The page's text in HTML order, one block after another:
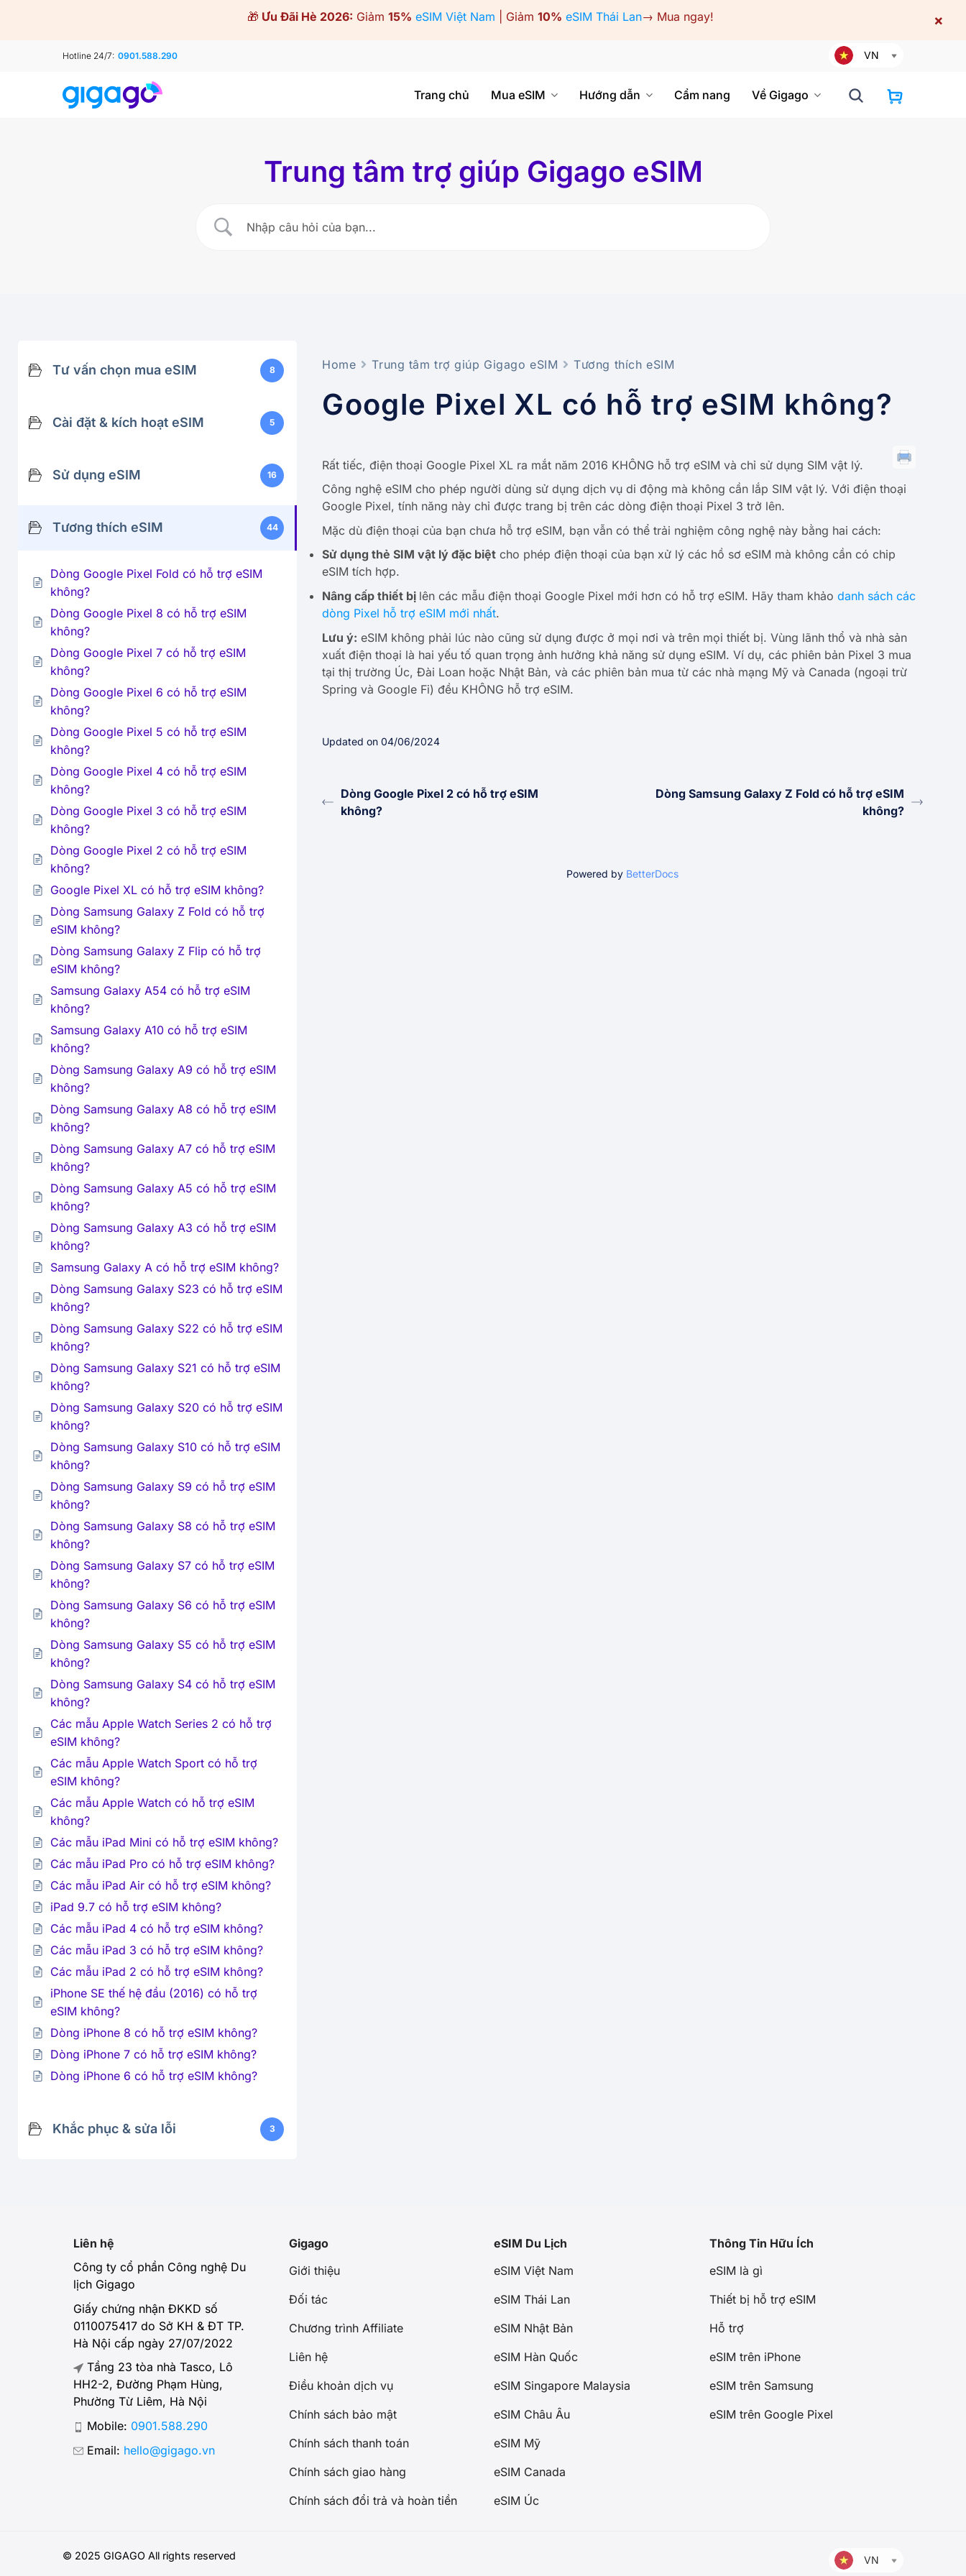
🎁 Ưu Đãi Hè 2026: Giảm 15% eSIM Việt Nam | Giảm 10% eSIM Thái Lan→ Mua ngay! ×
Hotline 24/7: 0901.588.290 VN
Trang chủ Mua eSIM Hướng dẫn Cẩm nang Về Gigago
Trung tâm trợ giúp Gigago eSIM
Tư vấn chọn mua eSIM 8
Cài đặt & kích hoạt eSIM 5
Sử dụng eSIM 16
Tương thích eSIM 44
Dòng Google Pixel Fold có hỗ trợ eSIM
không?
Dòng Google Pixel 8 có hỗ trợ eSIM
không?
Dòng Google Pixel 7 có hỗ trợ eSIM
không?
Dòng Google Pixel 6 có hỗ trợ eSIM
không?
Dòng Google Pixel 5 có hỗ trợ eSIM
không?
Dòng Google Pixel 4 có hỗ trợ eSIM
không?
Dòng Google Pixel 3 có hỗ trợ eSIM
không?
Dòng Google Pixel 2 có hỗ trợ eSIM
không?
Google Pixel XL có hỗ trợ eSIM không?
Dòng Samsung Galaxy Z Fold có hỗ trợ
eSIM không?
Dòng Samsung Galaxy Z Flip có hỗ trợ
eSIM không?
Samsung Galaxy A54 có hỗ trợ eSIM
không?
Samsung Galaxy A10 có hỗ trợ eSIM
không?
Dòng Samsung Galaxy A9 có hỗ trợ eSIM
không?
Dòng Samsung Galaxy A8 có hỗ trợ eSIM
không?
Dòng Samsung Galaxy A7 có hỗ trợ eSIM
không?
Dòng Samsung Galaxy A5 có hỗ trợ eSIM
không?
Dòng Samsung Galaxy A3 có hỗ trợ eSIM
không?
Samsung Galaxy A có hỗ trợ eSIM không?
Dòng Samsung Galaxy S23 có hỗ trợ eSIM
không?
Dòng Samsung Galaxy S22 có hỗ trợ eSIM
không?
Dòng Samsung Galaxy S21 có hỗ trợ eSIM
không?
Dòng Samsung Galaxy S20 có hỗ trợ eSIM
không?
Dòng Samsung Galaxy S10 có hỗ trợ eSIM
không?
Dòng Samsung Galaxy S9 có hỗ trợ eSIM
không?
Dòng Samsung Galaxy S8 có hỗ trợ eSIM
không?
Dòng Samsung Galaxy S7 có hỗ trợ eSIM
không?
Dòng Samsung Galaxy S6 có hỗ trợ eSIM
không?
Dòng Samsung Galaxy S5 có hỗ trợ eSIM
không?
Dòng Samsung Galaxy S4 có hỗ trợ eSIM
không?
Các mẫu Apple Watch Series 2 có hỗ trợ
eSIM không?
Các mẫu Apple Watch Sport có hỗ trợ
eSIM không?
Các mẫu Apple Watch có hỗ trợ eSIM
không?
Các mẫu iPad Mini có hỗ trợ eSIM không?
Các mẫu iPad Pro có hỗ trợ eSIM không?
Các mẫu iPad Air có hỗ trợ eSIM không?
iPad 9.7 có hỗ trợ eSIM không?
Các mẫu iPad 4 có hỗ trợ eSIM không?
Các mẫu iPad 3 có hỗ trợ eSIM không?
Các mẫu iPad 2 có hỗ trợ eSIM không?
iPhone SE thế hệ đầu (2016) có hỗ trợ
eSIM không?
Dòng iPhone 8 có hỗ trợ eSIM không?
Dòng iPhone 7 có hỗ trợ eSIM không?
Dòng iPhone 6 có hỗ trợ eSIM không?
Khắc phục & sửa lỗi 3
Home Trung tâm trợ giúp Gigago eSIM Tương thích eSIM
Google Pixel XL có hỗ trợ eSIM không?
Rất tiếc, điện thoại Google Pixel XL ra mắt năm 2016 KHÔNG hỗ trợ eSIM và chỉ sử dụng SIM vật lý.
Công nghệ eSIM cho phép người dùng sử dụng dịch vụ di động mà không cần lắp SIM vật lý. Với điện thoại
Google Pixel, tính năng này chỉ được trang bị trên các dòng điện thoại Pixel 3 trở lên.
Mặc dù điện thoại của bạn chưa hỗ trợ eSIM, bạn vẫn có thể trải nghiệm công nghệ này bằng hai cách:
Sử dụng thẻ SIM vật lý đặc biệt cho phép điện thoại của bạn xử lý các hồ sơ eSIM mà không cần có chip
eSIM tích hợp.
Nâng cấp thiết bị lên các mẫu điện thoại Google Pixel mới hơn có hỗ trợ eSIM. Hãy tham khảodanh sách các
dòng Pixel hỗ trợ eSIM mới nhất.
Lưu ý: eSIM không phải lúc nào cũng sử dụng được ở mọi nơi và trên mọi thiết bị. Vùng lãnh thổ và nhà sản
xuất điện thoại là hai yếu tố quan trọng ảnh hưởng khả năng sử dụng eSIM. Ví dụ, các phiên bản Pixel 3 mua
tại thị trường Úc, Đài Loan hoặc Nhật Bản, và các phiên bản mua từ các nhà mạng Mỹ và Canada (ngoại trừ
Spring và Google Fi) đều KHÔNG hỗ trợ eSIM.
Updated on 04/06/2024
Dòng Google Pixel 2 có hỗ trợ eSIM
không?
Dòng Samsung Galaxy Z Fold có hỗ trợ eSIM
không?
Powered by BetterDocs
Liên hệ
Công ty cổ phần Công nghệ Du
lịch Gigago
Giấy chứng nhận ĐKKD số
0110075417 do Sở KH & ĐT TP.
Hà Nội cấp ngày 27/07/2022
Tầng 23 tòa nhà Tasco, Lô
HH2-2, Đường Phạm Hùng,
Phường Từ Liêm, Hà Nội
Mobile: 0901.588.290
Email: hello@gigago.vn
Gigago
Giới thiệu
Đối tác
Chương trình Affiliate
Liên hệ
Điều khoản dịch vụ
Chính sách bảo mật
Chính sách thanh toán
Chính sách giao hàng
Chính sách đổi trả và hoàn tiền
eSIM Du Lịch
eSIM Việt Nam
eSIM Thái Lan
eSIM Nhật Bản
eSIM Hàn Quốc
eSIM Singapore Malaysia
eSIM Châu Âu
eSIM Mỹ
eSIM Canada
eSIM Úc
Thông Tin Hữu Ích
eSIM là gì
Thiết bị hỗ trợ eSIM
Hỗ trợ
eSIM trên iPhone
eSIM trên Samsung
eSIM trên Google Pixel
VN
© 2025 GIGAGO All rights reserved